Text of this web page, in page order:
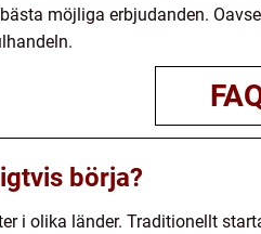
möjliga erbjudanden.
börja?
i olika länder. Traditionellt